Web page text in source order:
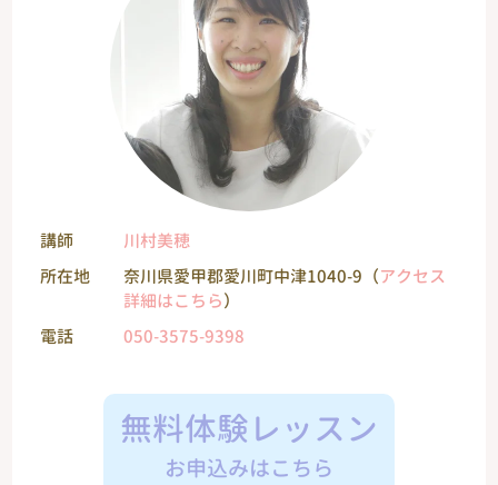
講師
川村美穂
所在地
奈川県愛甲郡愛川町中津1040-9（アクセス
詳細はこちら）
電話
050-3575-9398
無料体験レッスン
お申込みはこちら